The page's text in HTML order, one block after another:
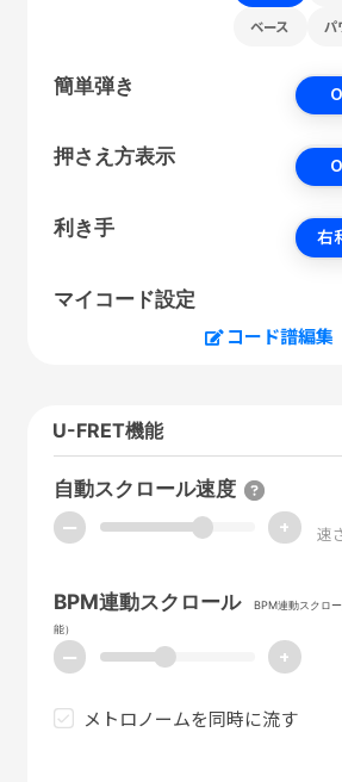
ベース パ
簡単弾き
押さえ方表示
利き手 右
マイコード設定
コード譜編集
U-FRET機能
自動スクロール速度
ー + 速
BPM連動スクロール
BPM連動スクロ
能）
ー +
メトロノームを同時に流す